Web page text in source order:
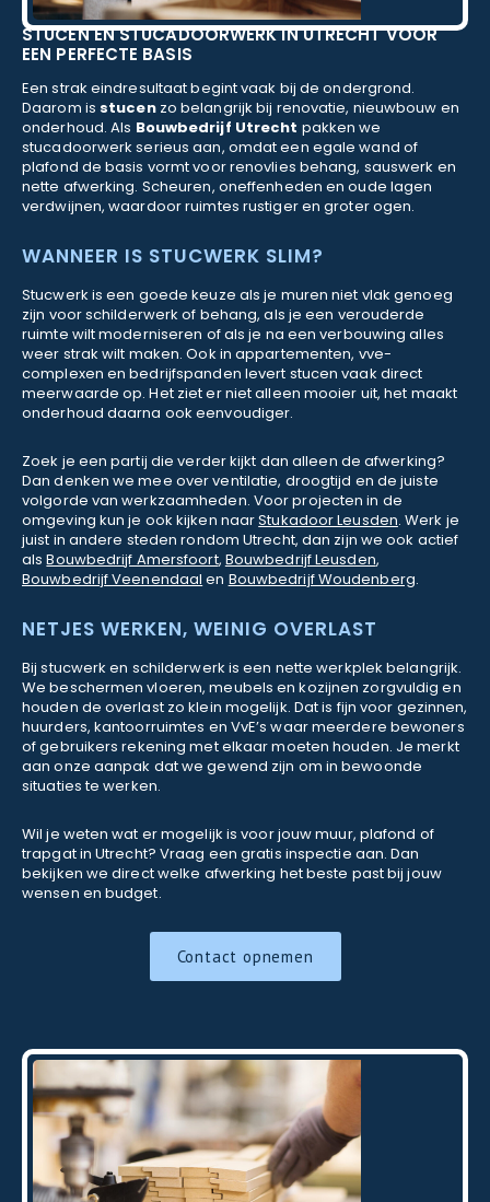
STUCEN EN STUCADOORWERK IN UTRECHT VOOR
EEN PERFECTE BASIS
Een strak eindresultaat begint vaak bij de ondergrond.
Daarom is stucenzo belangrijk bij renovatie, nieuwbouw en
onderhoud. Als Bouwbedrijf Utrecht pakken we
stucadoorwerk serieus aan, omdat een egale wand of
plafond de basis vormt voor renovlies behang, sauswerk en
nette afwerking. Scheuren, oneffenheden en oude lagen
verdwijnen, waardoor ruimtes rustiger en groter ogen.
WANNEER IS STUCWERK SLIM?
Stucwerk is een goede keuze als je muren niet vlak genoeg
zijn voor schilderwerk of behang, als je een verouderde
ruimte wilt moderniseren of als je na een verbouwing alles
weer strak wilt maken. Ook in appartementen, vve-
complexen en bedrijfspanden levert stucen vaak direct
meerwaarde op. Het ziet er niet alleen mooier uit, het maakt
onderhoud daarna ook eenvoudiger.
Zoek je een partij die verder kijkt dan alleen de afwerking?
Dan denken we mee over ventilatie, droogtijd en de juiste
volgorde van werkzaamheden. Voor projecten in de
omgeving kun je ook kijken naarStukadoor Leusden. Werk je
juist in andere steden rondom Utrecht, dan zijn we ook actief
alsBouwbedrijf Amersfoort, Bouwbedrijf Leusden,
Bouwbedrijf Veenendaal en Bouwbedrijf Woudenberg.
NETJES WERKEN, WEINIG OVERLAST
Bij stucwerk en schilderwerk is een nette werkplek belangrijk.
We beschermen vloeren, meubels en kozijnen zorgvuldig en
houden de overlast zo klein mogelijk. Dat is fijn voor gezinnen,
huurders, kantoorruimtes en VvE’s waar meerdere bewoners
of gebruikers rekening met elkaar moeten houden. Je merkt
aan onze aanpak dat we gewend zijn om in bewoonde
situaties te werken.
Wil je weten wat er mogelijk is voor jouw muur, plafond of
trapgat in Utrecht? Vraag een gratis inspectie aan. Dan
bekijken we direct welke afwerking het beste past bij jouw
wensen en budget.
Contact opnemen